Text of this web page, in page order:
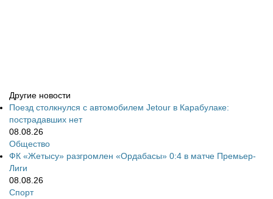
Другие новости
Поезд столкнулся с автомобилем Jetour в Карабулаке:
пострадавших нет
08.08.26
Общество
ФК «Жетысу» разгромлен «Ордабасы» 0:4 в матче Премьер-
Лиги
08.08.26
Спорт